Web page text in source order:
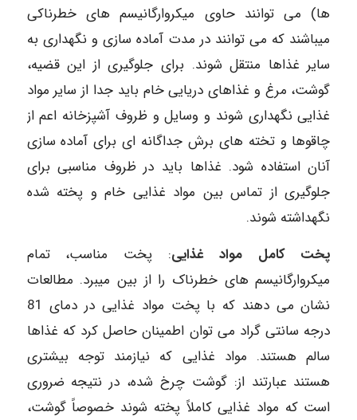
ها) می توانند حاوی میکروارگانیسم های خطرناکی
میباشند که می توانند در مدت آماده سازی و نگهداری به
سایر غذاها منتقل شوند. برای جلوگیری از این قضیه،
گوشت، مرغ و غذاهای دریایی خام باید جدا از سایر مواد
غذایی نگهداری شوند و وسایل و ظروف آشپزخانه اعم از
چاقوها و تخته های برش جداگانه ای برای آماده سازی
آنان استفاده شود. غذاها باید در ظروف مناسبی برای
جلوگیری از تماس بین مواد غذایی خام و پخته شده
نگهداشته شوند.
پخت کامل مواد غذایی: پخت مناسب، تمام
میکروارگانیسم های خطرناک را از بین میبرد. مطالعات
نشان می دهند که با پخت مواد غذایی در دمای 81
درجه سانتی گراد می توان اطمینان حاصل کرد که غذاها
سالم هستند. مواد غذایی که نیازمند توجه بیشتری
هستند عبارتند از: گوشت چرخ شده، در نتیجه ضروری
است که مواد غذایی کاملاً پخته شوند خصوصاً گوشت،